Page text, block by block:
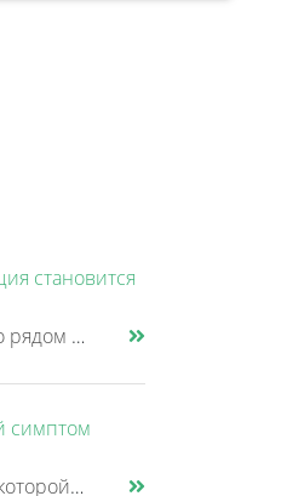
становится
Одиночество не всегда означает, что рядом совсем нет людей. Многие продолжают работать, переписываться, разговаривать с......
симптом
Одна из самых пугающих мыслей, с которой люди приходят к психиатру – это страх сойти с ума. Причем многие стесняются рас......